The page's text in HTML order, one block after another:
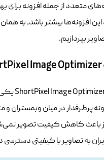
متعدد از جمله افزونه
بپردازیم.
Image Optimizer
پرطرفدار در میان
کاهش کیفیت تصویر
به تصاویر با کیفیتی